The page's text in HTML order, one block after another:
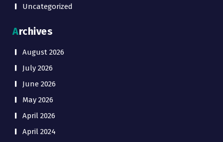
Uncategorized
Archives
August 2026
July 2026
June 2026
May 2026
April 2026
April 2024